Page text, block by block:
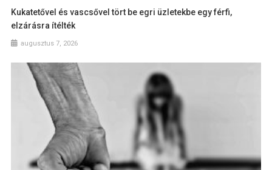
Kukatetővel és vascsővel tört be egri üzletekbe egy férfi,
elzárásra ítélték
augusztus 7, 2026